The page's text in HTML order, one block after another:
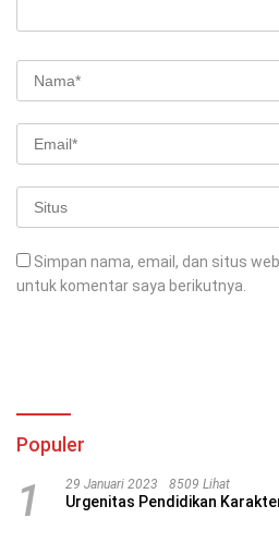
Simpan nama, email, dan situs
untuk komentar saya berikutnya.
Populer
1 29 Januari 2023 8509 Lihat
Urgenitas Pendidikan